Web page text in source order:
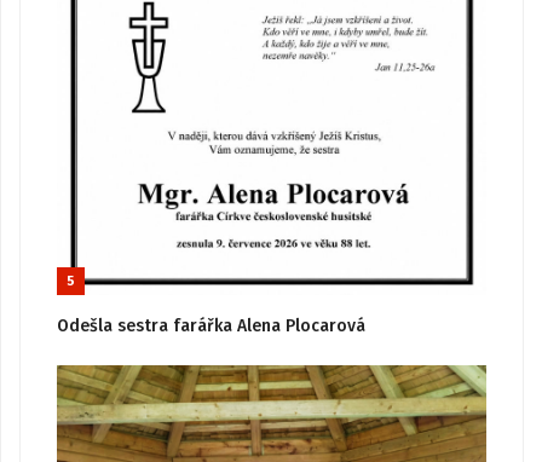
5
Odešla sestra farářka Alena Plocarová